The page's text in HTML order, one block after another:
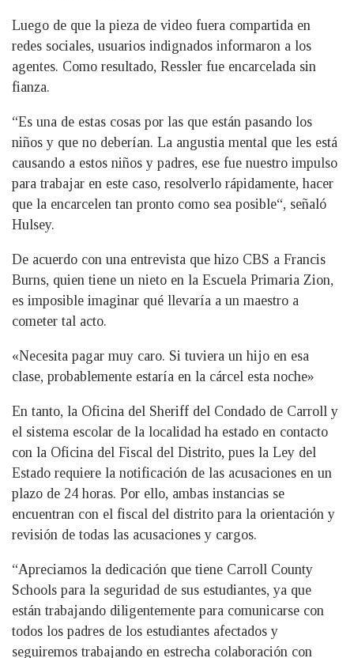
Luego de que la pieza de video fuera compartida en
redes sociales, usuarios indignados informaron a los
agentes. Como resultado, Ressler fue encarcelada sin
fianza.
“Es una de estas cosas por las que están pasando los
niños y que no deberían. La angustia mental que les está
causando a estos niños y padres, ese fue nuestro impulso
para trabajar en este caso, resolverlo rápidamente, hacer
que la encarcelen tan pronto como sea posible“, señaló
Hulsey.
De acuerdo con una entrevista que hizo CBS a Francis
Burns, quien tiene un nieto en la Escuela Primaria Zion,
es imposible imaginar qué llevaría a un maestro a
cometer tal acto.
«Necesita pagar muy caro. Si tuviera un hijo en esa
clase, probablemente estaría en la cárcel esta noche»
En tanto, la Oficina del Sheriff del Condado de Carroll y
el sistema escolar de la localidad ha estado en contacto
con la Oficina del Fiscal del Distrito, pues la Ley del
Estado requiere la notificación de las acusaciones en un
plazo de 24 horas. Por ello, ambas instancias se
encuentran con el fiscal del distrito para la orientación y
revisión de todas las acusaciones y cargos.
“Apreciamos la dedicación que tiene Carroll County
Schools para la seguridad de sus estudiantes, ya que
están trabajando diligentemente para comunicarse con
todos los padres de los estudiantes afectados y
seguiremos trabajando en estrecha colaboración con